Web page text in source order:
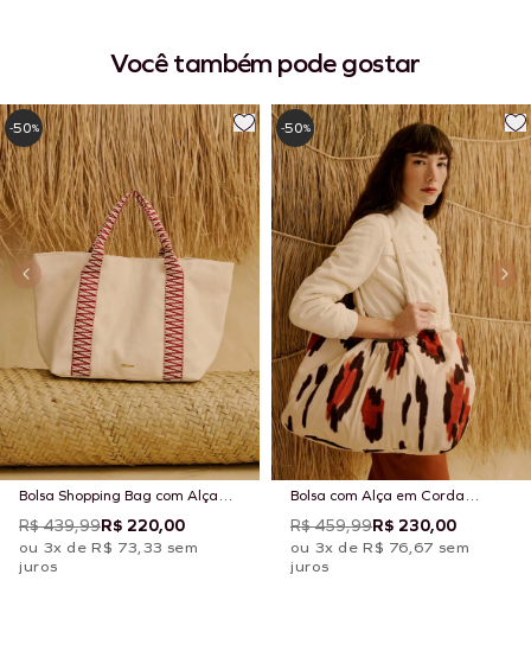
Você também pode gostar
Bolsa Shopping Bag com Alça
Cordão
R$ 439,99R$ 220,00
ou 3x de R$ 73,33 sem
juros
-50%
Bolsa com Alça em Corda
Estampada Chimu Off
R$ 459,99R$ 230,00
ou 3x de R$ 76,67 sem
juros
-50%